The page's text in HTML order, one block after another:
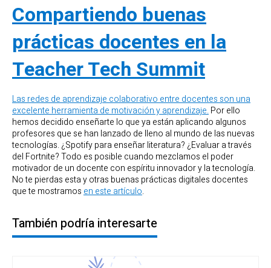
Compartiendo buenas
prácticas docentes en la
Teacher Tech Summit
Las redes de aprendizaje colaborativo entre docentes son una
excelente herramienta de motivación y aprendizaje.Por ello
hemos decidido enseñarte lo que ya están aplicando algunos
profesores que se han lanzado de lleno al mundo de las nuevas
tecnologías. ¿Spotify para enseñar literatura? ¿Evaluar a través
del Fortnite? Todo es posible cuando mezclamos el poder
motivador de un docente con espíritu innovador y la tecnología.
No te pierdas esta y otras buenas prácticas digitales docentes
que te mostramosen este artículo.
También podría interesarte